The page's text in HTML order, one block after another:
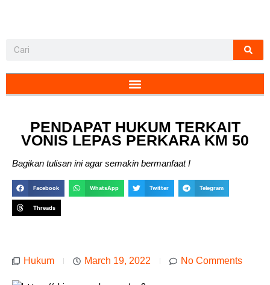
PENDAPAT HUKUM TERKAIT
VONIS LEPAS PERKARA KM 50
Bagikan tulisan ini agar semakin bermanfaat !
Facebook WhatsApp Twitter Telegram
Threads
Hukum March 19, 2022 No Comments